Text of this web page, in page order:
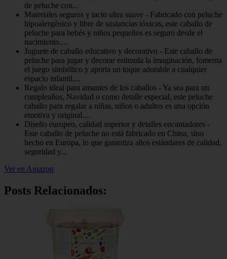
de peluche con...
Materiales seguros y tacto ultra suave - Fabricado con peluche
hipoalergénico y libre de sustancias tóxicas, este caballo de
peluche para bebés y niños pequeños es seguro desde el
nacimiento....
Juguete de caballo educativo y decorativo - Este caballo de
peluche para jugar y decorar estimula la imaginación, fomenta
el juego simbólico y aporta un toque adorable a cualquier
espacio infantil....
Regalo ideal para amantes de los caballos - Ya sea para un
cumpleaños, Navidad o como detalle especial, este peluche
caballo para regalar a niñas, niños o adultos es una opción
emotiva y original....
Diseño europeo, calidad superior y detalles encantadores -
Este caballo de peluche no está fabricado en China, sino
hecho en Europa, lo que garantiza altos estándares de calidad,
seguridad y...
Ver en Amazon
Posts Relacionados: